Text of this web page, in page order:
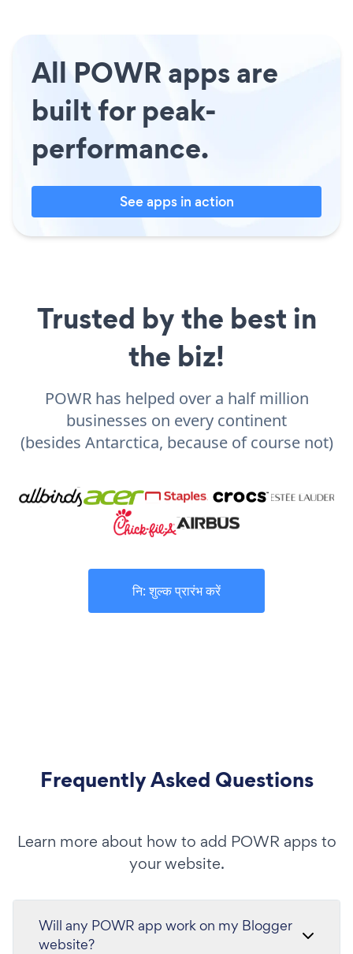
All POWR apps are
built for peak-
performance.
See apps in action
Trusted by the best in
the biz!
POWR has helped over a half million
businesses on every continent
(besides Antarctica, because of course not)
नि: शुल्क प्रारंभ करें
Frequently Asked Questions
Learn more about how to add POWR apps to
your website.
Will any POWR app work on my Blogger
website?